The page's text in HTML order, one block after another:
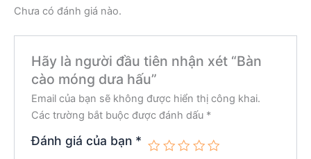
Chưa có đánh giá nào.
Hãy là người đầu tiên nhận xét “Bàn
cào móng dưa hấu”
Email của bạn sẽ không được hiển thị công khai.
Các trường bắt buộc được đánh dấu *
Đánh giá của bạn *